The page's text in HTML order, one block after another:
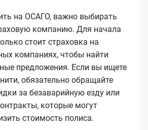
на ОСАГО, важно выбирать
компанию. Для начала
стоит страховка на
компаниях, чтобы найти
предложения. Если вы ищете
обязательно обращайте
за безаварийную езду или
которые могут
стоимость полиса.